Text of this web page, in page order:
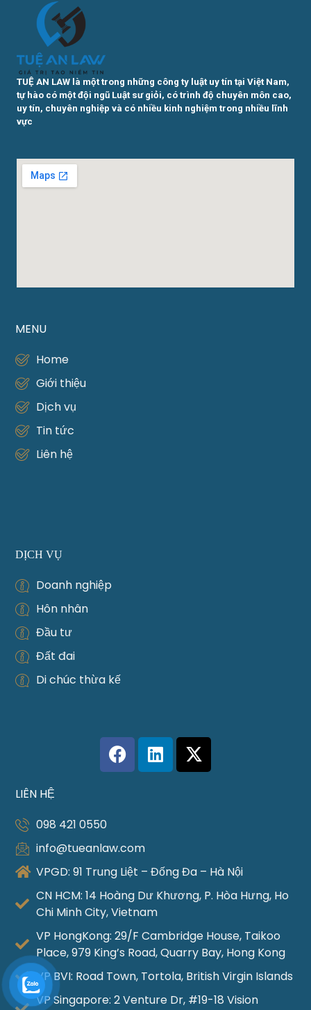
TUỆ AN LAW là một trong những công ty luật uy tín tại Việt Nam,
tự hào có một đội ngũ Luật sư giỏi, có trình độ chuyên môn cao,
uy tín, chuyên nghiệp và có nhiều kinh nghiệm trong nhiều lĩnh
vực
MENU
Home
Giới thiệu
Dịch vụ
Tin tức
Liên hệ
DỊCH VỤ
Doanh nghiệp
Hôn nhân
Đầu tư
Đất đai
Di chúc thừa kế
LIÊN HỆ
098 421 0550
info@tueanlaw.com
VPGD: 91 Trung Liệt – Đống Đa – Hà Nội
CN HCM: 14 Hoàng Dư Khương, P. Hòa Hưng, Ho
Chi Minh City, Vietnam
VP HongKong: 29/F Cambridge House, Taikoo
Place, 979 King’s Road, Quarry Bay, Hong Kong
VP BVI: Road Town, Tortola, British Virgin Islands
VP Singapore: 2 Venture Dr, #19-18 Vision